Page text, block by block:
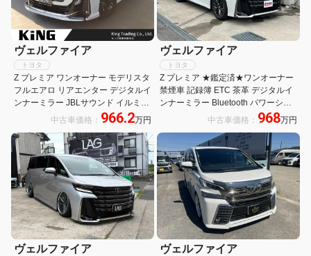
ヴェルファイア
トヨタ
Z プレミア ワンオーナー モデリスタ
フルエアロ リアエンター デジタルイ
ンナーミラー JBLサウンド イルミル
ーフスポイラー ヘッドアップディス
プレイ ユニバーサルステップ シート
メモリー
中古車価格： 966.2万円
ヴェルファイア
トヨタ
Z プレミア ★鑑定済★ワンオーナー
禁煙車 記録簿 ETC 茶革 デジタルイ
ンナーミラー Bluetooth パワーシー
ト ターボ クリアランスソナー 電動
リアゲート キーレス プラチナホワイ
トパールマイカ
中古車価格： 968万円
ヴェルファイア ヴェルファイア